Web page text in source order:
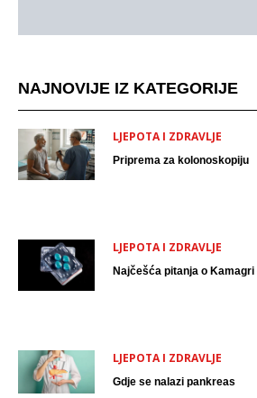
NAJNOVIJE IZ KATEGORIJE
LJEPOTA I ZDRAVLJE
Priprema za kolonoskopiju
LJEPOTA I ZDRAVLJE
Najčešća pitanja o
LJEPOTA I ZDRAVLJE
Gdje se nalazi pankreas